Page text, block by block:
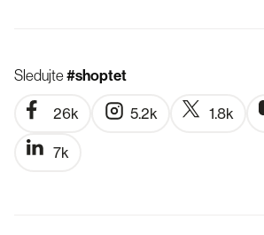
Sledujte#shoptet
26k 5.2k 1.8k
7k